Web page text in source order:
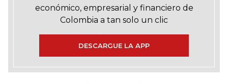
económico, empresarial y financiero de
Colombia a tan solo un clic
DESCARGUE LA APP